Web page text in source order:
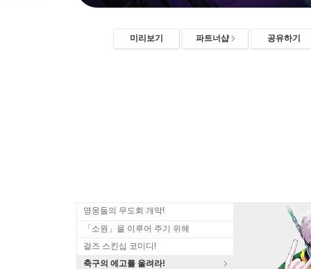
미리보기 파트너샵 공유하기
영웅들의 무도회 개막!
「소원」을 이루어 주기 위해
걸즈 스킨십 코미디!
축구의 에고를 울려라!